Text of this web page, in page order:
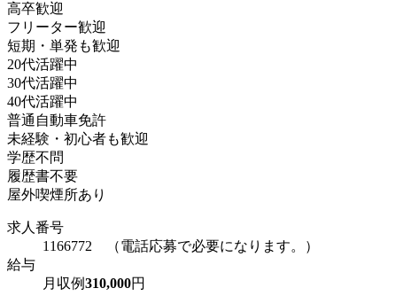
高卒歓迎
フリーター歓迎
短期・単発も歓迎
20代活躍中
30代活躍中
40代活躍中
普通自動車免許
未経験・初心者も歓迎
学歴不問
履歴書不要
屋外喫煙所あり
求人番号
1166772 （電話応募で必要になります。）
給与
月収例310,000円